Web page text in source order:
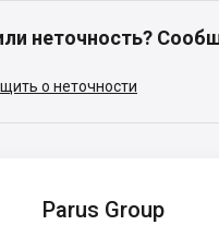
неточность?
о неточности
Parus Group